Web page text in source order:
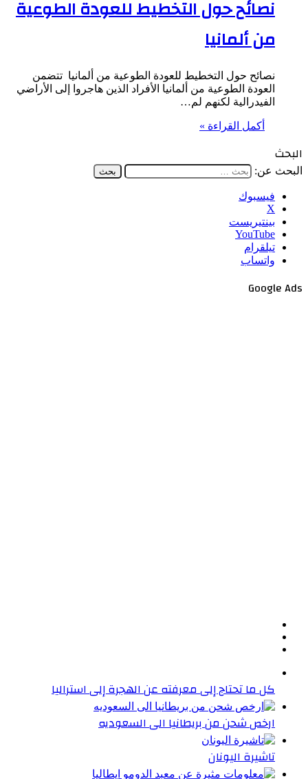
نصائح حول التخطيط للعودة الطوعية
من ألمانيا
نصائح حول التخطيط للعودة الطوعية من ألمانيا تتضمن
العودة الطوعية من ألمانيا الأفراد الذين هاجروا إلى الأراضي
الفيدرالية لكنهم لم…
أكمل القراءة »
البحث
البحث عن:
فيسبوك
‫X
بينتيريست
‫YouTube
تيلقرام
واتساب
Google Ads
كل ما تحتاج إلى معرفته عن الهجرة إلى استراليا
ارخص شحن من بريطانيا الى السعوديه
تاشيرة اليونان